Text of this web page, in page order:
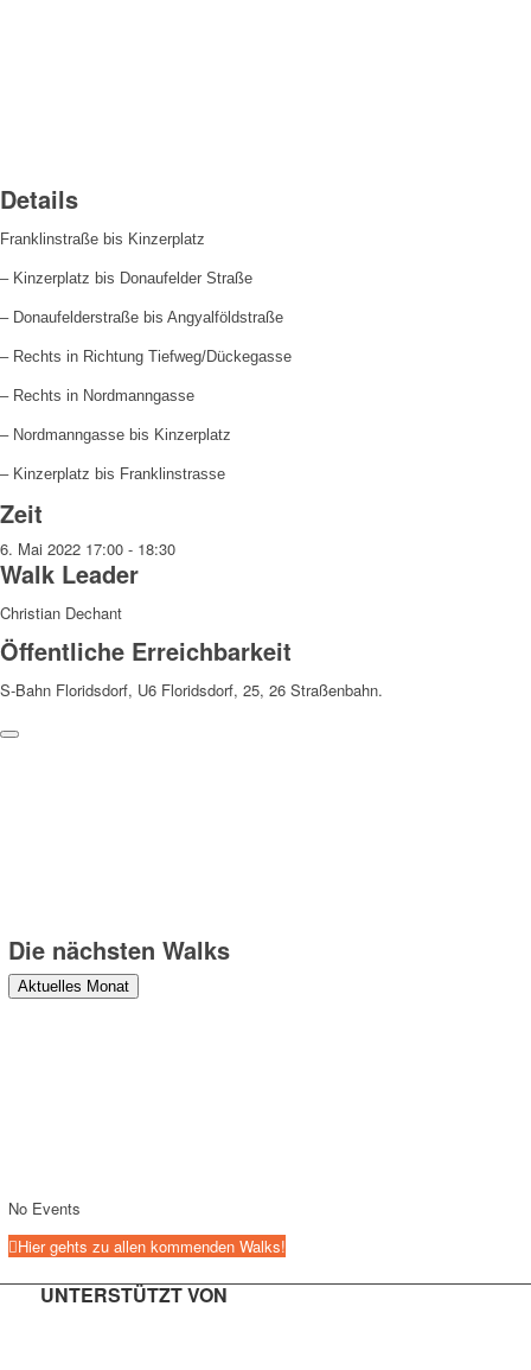
Details
Franklinstraße bis Kinzerplatz
– Kinzerplatz bis Donaufelder Straße
– Donaufelderstraße bis Angyalföldstraße
– Rechts in Richtung Tiefweg/Dückegasse
– Rechts in Nordmanngasse
– Nordmanngasse bis Kinzerplatz
– Kinzerplatz bis Franklinstrasse
Zeit
6. Mai 2022 17:00 - 18:30
Walk Leader
Christian Dechant
Öffentliche Erreichbarkeit
S-Bahn Floridsdorf, U6 Floridsdorf, 25, 26 Straßenbahn.
Die nächsten Walks
Aktuelles Monat
No Events
Hier gehts zu allen kommenden Walks!
UNTERSTÜTZT VON